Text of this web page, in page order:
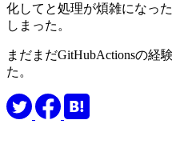
化してと処理が煩雑になっ
しまった。
まだまだGitHubActionsの経
た。